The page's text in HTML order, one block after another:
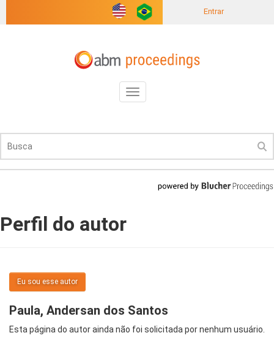
Entrar
Toggle
navigation
Perfil do autor
Eu sou esse autor
Paula, Andersan dos Santos
Esta página do autor ainda não foi solicitada por nenhum usuário.